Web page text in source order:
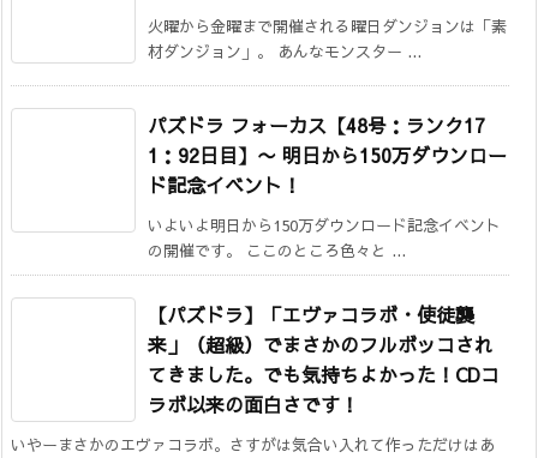
火曜から金曜まで開催される曜日ダンジョンは「素
材ダンジョン」。 あんなモンスター ...
パズドラ フォーカス【48号：ランク17
1：92日目】 〜 明日から150万ダウンロー
ド記念イベント！
いよいよ明日から150万ダウンロード記念イベント
の開催です。 ここのところ色々と ...
【パズドラ】「エヴァコラボ・使徒襲
来」（超級）でまさかのフルボッコされ
てきました。でも気持ちよかった！CDコ
ラボ以来の面白さです！
いやーまさかのエヴァコラボ。さすがは気合い入れて作っただけはあ